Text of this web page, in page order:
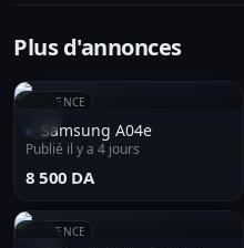
Plus d'annonces
RÉFÉRENCE
Samsung A04e
Publié il y a 4 jours
⁦8 500 DA⁩
RÉFÉRENCE